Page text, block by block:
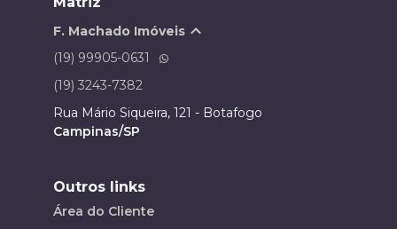
F. Machado Imóveis
(19) 99905-0631
(19) 3243-7382
Rua Mário Siqueira, 121 - Botafogo
Campinas/SP
Outros links
Área do Cliente